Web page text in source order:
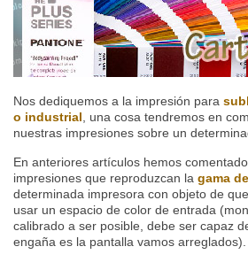
Nos dediquemos a la impresión para
o industrial , una cosa tendremos en
nuestras impresiones sobre un
En anteriores artículos hemos
impresiones que reproduzcan la gama
determinada impresora con objeto de
usar un espacio de color de entrada
calibrado a ser posible, debe ser capaz
engaña es la pantalla vamos arreglados).